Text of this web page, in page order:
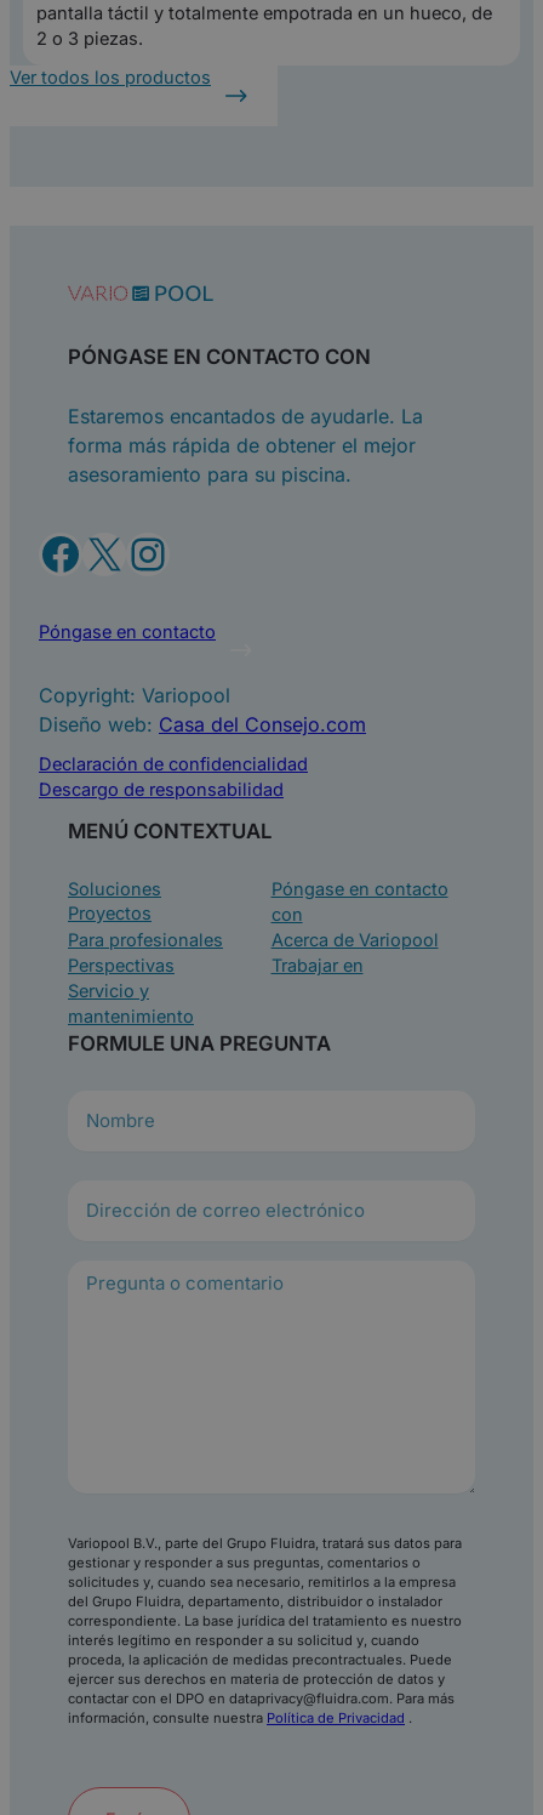
pantalla táctil y totalmente empotrada en un hueco, de
2 o 3 piezas.
Ver todos los productos
PÓNGASE EN CONTACTO CON
Estaremos encantados de ayudarle. La
forma más rápida de obtener el mejor
asesoramiento para su piscina.
Facebook X Instagram
Póngase en contacto
Copyright: Variopool
Diseño web: Casa del Consejo.com
Declaración de confidencialidad
Descargo de responsabilidad
MENÚ CONTEXTUAL
Soluciones
Proyectos
Para profesionales
Perspectivas
Servicio y
mantenimiento
Póngase en contacto
con
Acerca de Variopool
Trabajar en
FORMULE UNA PREGUNTA
)
Variopool B.V., parte del Grupo Fluidra, tratará sus datos para
gestionar y responder a sus preguntas, comentarios o
solicitudes y, cuando sea necesario, remitirlos a la empresa
del Grupo Fluidra, departamento, distribuidor o instalador
correspondiente. La base jurídica del tratamiento es nuestro
interés legítimo en responder a su solicitud y, cuando
proceda, la aplicación de medidas precontractuales. Puede
ejercer sus derechos en materia de protección de datos y
contactar con el DPO en dataprivacy@fluidra.com. Para más
información, consulte nuestra Política de Privacidad .